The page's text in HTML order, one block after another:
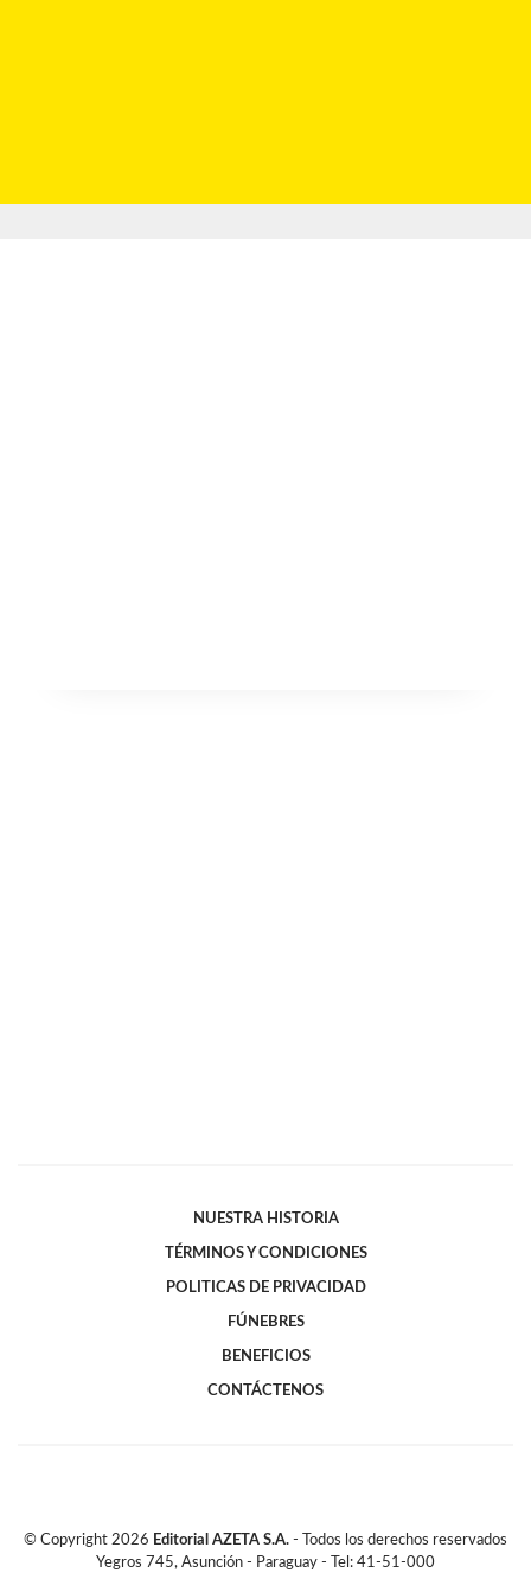
NUESTRA HISTORIA
TÉRMINOS Y CONDICIONES
POLITICAS DE PRIVACIDAD
FÚNEBRES
BENEFICIOS
CONTÁCTENOS
© Copyright 2026 Editorial AZETA S.A. - Todos los derechos reservados
Yegros 745, Asunción - Paraguay - Tel: 41-51-000